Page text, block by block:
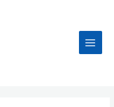
Main